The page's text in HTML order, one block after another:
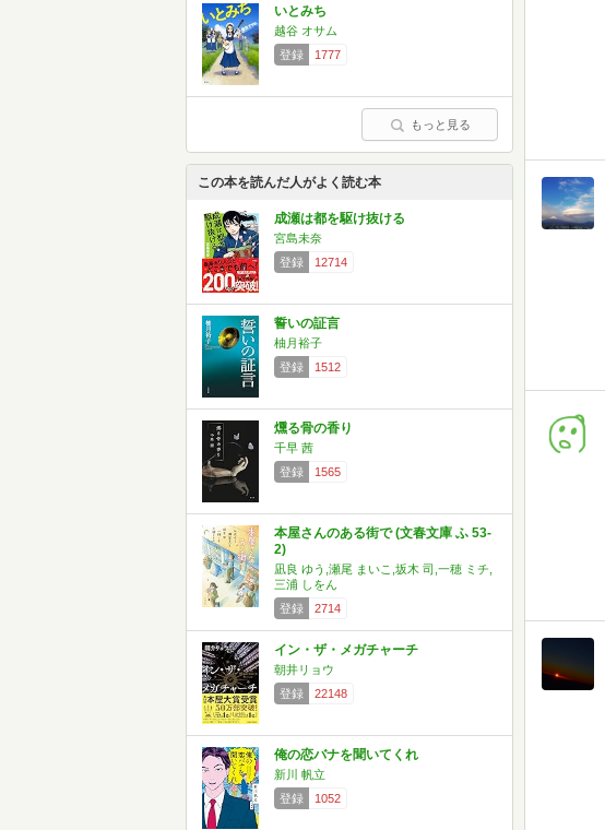
いとみち
越谷 オサム
登録
1777
もっと見る
この本を読んだ人がよく読む本
成瀬は都を駆け抜ける
宮島未奈
登録
12714
誓いの証言
柚月裕子
登録
1512
燻る骨の香り
千早 茜
登録
1565
本屋さんのある街で (文春文庫 ふ 53-
2)
凪良 ゆう,瀬尾 まいこ,坂木 司,一穂 ミチ,
三浦 しをん
登録
2714
イン・ザ・メガチャーチ
朝井リョウ
登録
22148
俺の恋バナを聞いてくれ
新川 帆立
登録
1052